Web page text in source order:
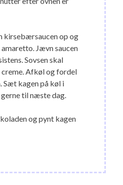
kirsebærsaucen op og
Jævn saucen
Sovsen skal
creme. Afkøl og fordel
Sæt kagen på køl i
til næste dag.
og pynt kagen